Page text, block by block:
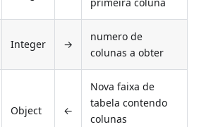
Integer →
numero de
colunas a obter
Object ←
Nova faixa de
tabela contendo
colunas